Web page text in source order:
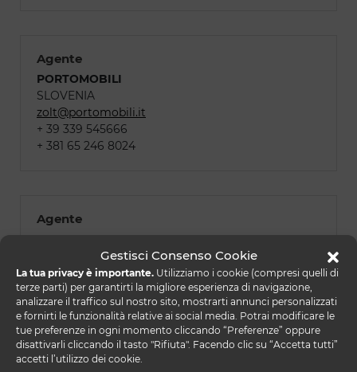
Gestisci Consenso Cookie
La tua privacy è importante. Utilizziamo i cookie (compresi quelli di
terze parti) per garantirti la migliore esperienza di navigazione,
analizzare il traffico sul nostro sito, mostrarti annunci personalizzati
e fornirti le funzionalità relative ai social media. Potrai modificare le
tue preferenze in ogni momento cliccando “Preferenze” oppure
disattivarli cliccando il tasto "Rifiuta". Facendo clic su “Accetta tutti”
accetti l’utilizzo dei cookie.
Agente
PORTOMOBILI
SLOVENIA
zolt@portomobili.it
+ 39 339 545666
+ 381 65 246 8024
Agente
BOSNIA ERZEGOVINA
zolt@portomobili.it
+ 39 339 545666
+ 381 65 246 8024